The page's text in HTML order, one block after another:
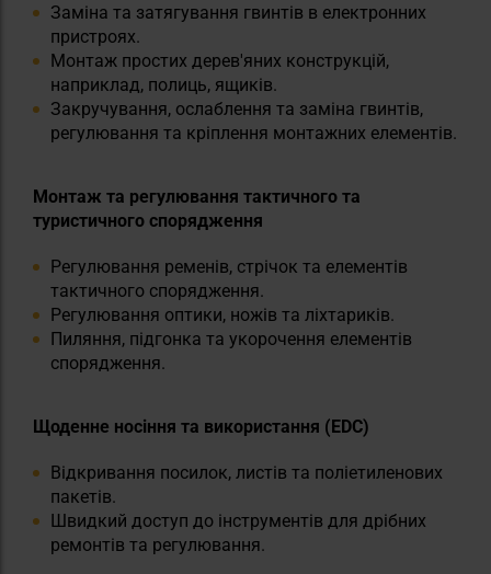
Заміна та затягування гвинтів в електронних
пристроях.
Монтаж простих дерев'яних конструкцій,
наприклад, полиць, ящиків.
Закручування, ослаблення та заміна гвинтів,
регулювання та кріплення монтажних елементів.
Монтаж та регулювання тактичного та
туристичного спорядження
Регулювання ременів, стрічок та елементів
тактичного спорядження.
Регулювання оптики, ножів та ліхтариків.
Пиляння, підгонка та укорочення елементів
спорядження.
Щоденне носіння та використання (EDC)
Відкривання посилок, листів та поліетиленових
пакетів.
Швидкий доступ до інструментів для дрібних
ремонтів та регулювання.